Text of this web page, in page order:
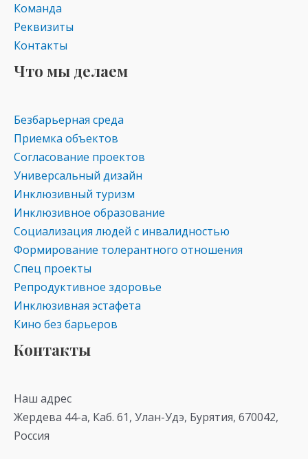
Команда
Реквизиты
Контакты
Что мы делаем
Безбарьерная среда
Приемка объектов
Согласование проектов
Универсальный дизайн
Инклюзивный туризм
Инклюзивное образование
Социализация людей с инвалидностью
Формирование толерантного отношения
Спец проекты
Репродуктивное здоровье
Инклюзивная эстафета
Кино без барьеров
Контакты
Наш адрес
Жердева 44-а, Каб. 61, Улан-Удэ, Бурятия, 670042,
Россия